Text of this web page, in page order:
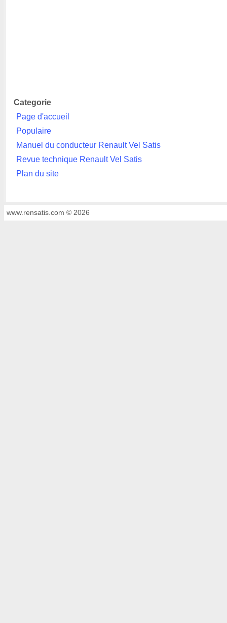
Categorie
Page d'accueil
Populaire
Manuel du conducteur Renault Vel Satis
Revue technique Renault Vel Satis
Plan du site
www.rensatis.com © 2026